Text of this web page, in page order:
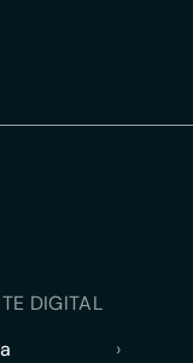
DIGITAL
›